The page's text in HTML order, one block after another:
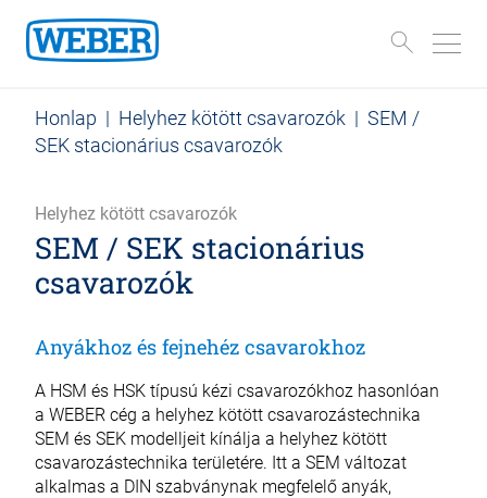
Honlap | Helyhez kötött csavarozók | SEM /
SEK stacionárius csavarozók
Helyhez kötött csavarozók
SEM / SEK stacionárius
csavarozók
Anyákhoz és fejnehéz csavarokhoz
A HSM és HSK típusú kézi csavarozókhoz hasonlóan
a WEBER cég a helyhez kötött csavarozástechnika
SEM és SEK modelljeit kínálja a helyhez kötött
csavarozástechnika területére. Itt a SEM változat
alkalmas a DIN szabványnak megfelelő anyák,